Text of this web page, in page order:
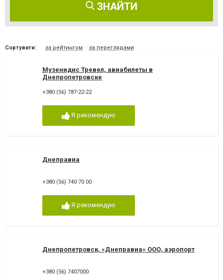
ЗНАЙТИ
Сортувати: за рейтингом за переглядами
Музенидис Тревел, авиабилеты в
Днепропетровске
+380 (56) 787-22-22
Я рекомендую
Днеправиа
+380 (56) 740 70 00
Я рекомендую
Днепропетровск, «Днеправиа» ООО, аэропорт
+380 (56) 7407000